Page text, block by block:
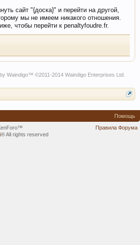
сайт "{доска}" и перейти на другой,
мы не имеем никакого отношения.
чтобы перейти к penaltyfoudre.fr.
Waindigo™ ©2011-2014 Waindigo Enterprises Ltd.
Помощь
Правила Форума
®All rights reserved